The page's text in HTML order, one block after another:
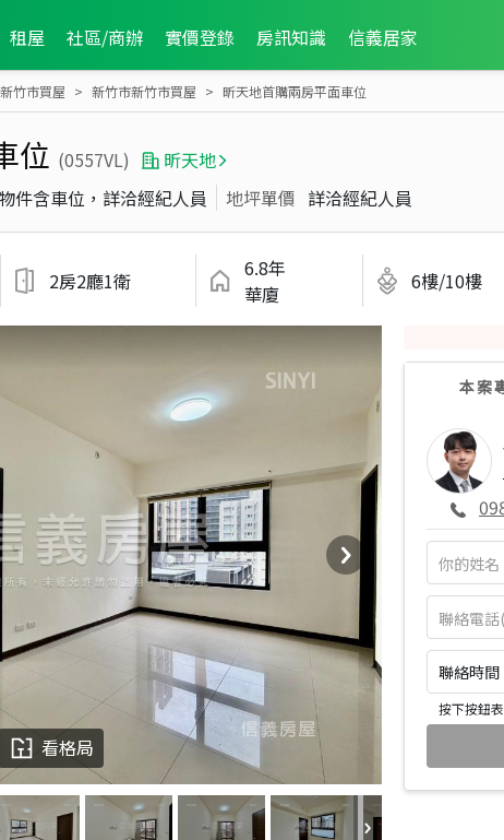
租屋 社區/商辦 實價登錄 房訊知識 信義居家
新竹市買屋 新竹市新竹市買屋 昕天地首購兩房平面車位
位 (0557VL)
昕天地
件含車位，詳洽經紀人員 地坪單價 詳洽經紀人員
2房2廳1衛
6.8年
華廈
6樓/10樓
看格局
本案
聯絡時
按下按鈕